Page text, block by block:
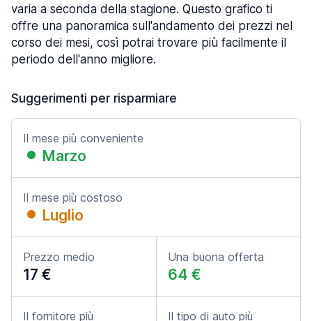
varia a seconda della stagione. Questo grafico ti
offre una panoramica sull'andamento dei prezzi nel
corso dei mesi, così potrai trovare più facilmente il
periodo dell'anno migliore.
Suggerimenti per risparmiare
Il mese più conveniente
Marzo
Il mese più costoso
Luglio
Prezzo medio
17 €
Una buona offerta
64 €
Il fornitore più Il tipo di auto più